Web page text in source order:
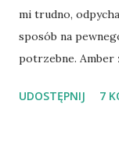
mi trudno,
sposób na
potrzebne. Amber
Mazowieckim,
UDOSTĘPNIJ 7